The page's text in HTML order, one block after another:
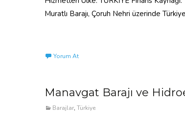
Muratlı Barajı, Çoruh Nehri üzerinde
Yorum At
Manavgat Barajı ve
Barajlar, Türkiye